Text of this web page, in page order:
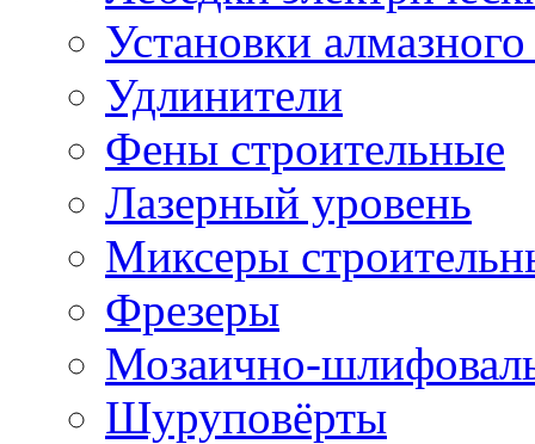
Установки
Удлинители
Фены строительные
Лазерный уровень
Миксеры
Фрезеры
Мозаично-
Шуруповёрты